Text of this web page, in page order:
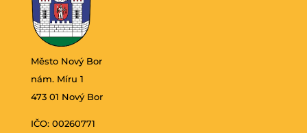
Město Nový Bor
nám. Míru 1
473 01 Nový Bor
IČO: 00260771